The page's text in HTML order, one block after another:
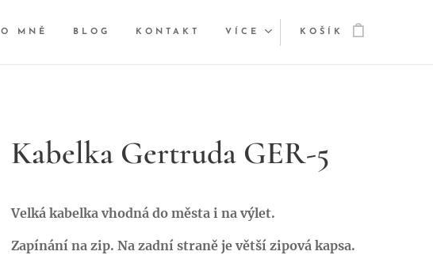
O MNĚ BLOG KONTAKT VÍCE KOŠÍK
Kabelka Gertruda GER-5
Velká kabelka vhodná do města i na výlet.
Zapínání na zip. Na zadní straně je větší zipová kapsa.